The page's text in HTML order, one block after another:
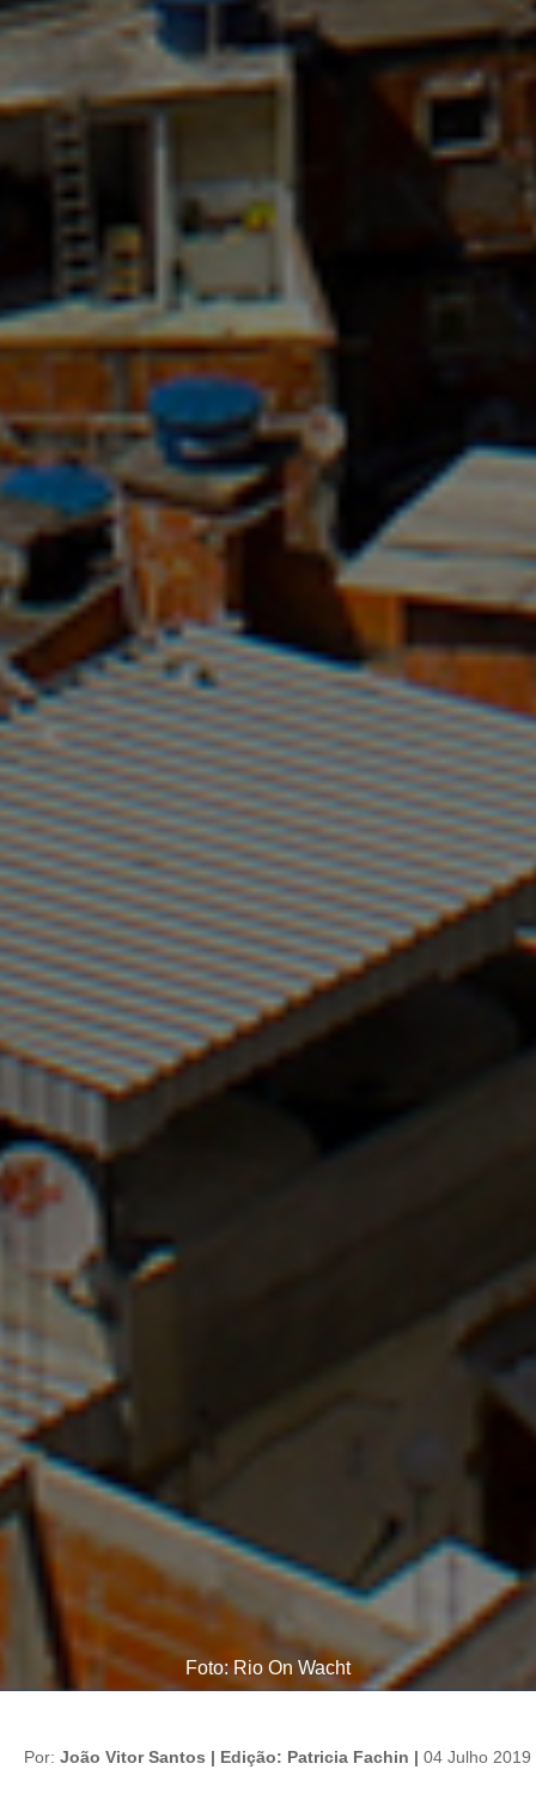
Foto: Rio On Wacht
Por: João Vitor Santos | Edição: Patricia Fachin | 04 Julho 2019